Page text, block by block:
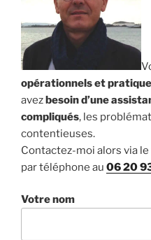
opérationnels et
avezbesoin d’une
compliqués, les
contentieuses.
Contactez-moi alors via
par téléphone au 06 20
Votre nom